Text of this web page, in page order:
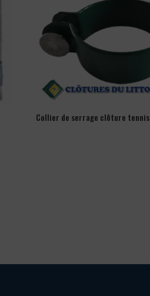
Collier de serrage clôture tennis